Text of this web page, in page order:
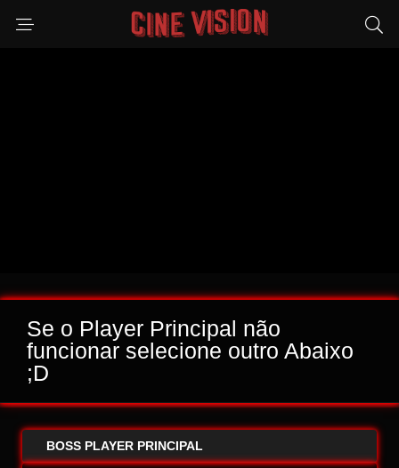
Se o Player Principal não
funcionar selecione outro Abaixo
;D
BOSS PLAYER PRINCIPAL